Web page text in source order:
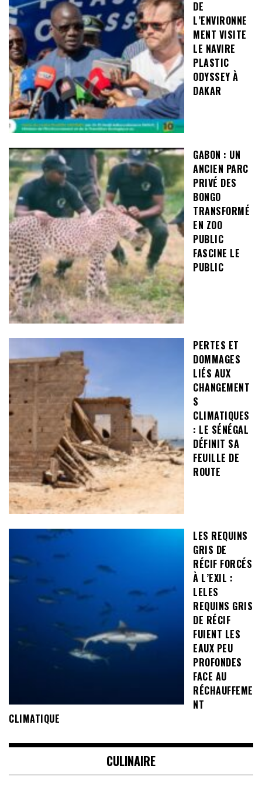
DE
L’ENVIRONNE
MENT VISITE
LE NAVIRE
PLASTIC
ODYSSEY À
DAKAR
GABON : UN
ANCIEN PARC
PRIVÉ DES
BONGO
TRANSFORMÉ
EN ZOO
PUBLIC
FASCINE LE
PUBLIC
PERTES ET
DOMMAGES
LIÉS AUX
CHANGEMENT
S
CLIMATIQUES
: LE SÉNÉGAL
DÉFINIT SA
FEUILLE DE
ROUTE
LES REQUINS
GRIS DE
RÉCIF FORCÉS
À L’EXIL :
LELES
REQUINS GRIS
DE RÉCIF
FUIENT LES
EAUX PEU
PROFONDES
FACE AU
RÉCHAUFFEME
NT
CLIMATIQUE
CULINAIRE